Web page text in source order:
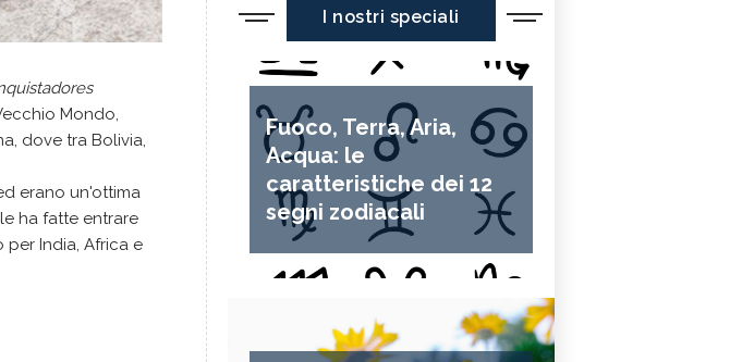
Mondo,
dove tra Bolivia,
erano un'ottima
le ha fatte entrare
India, Africa e
I nostri speciali
Fuoco, Terra, Aria,
Acqua: le
caratteristiche dei 12
segni zodiacali